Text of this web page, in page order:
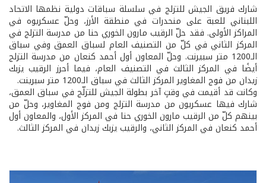
شارك فريق الجيش للتزلج في سلسلة سباقات دولية نظمها الاتحاد
اللبناني للعبة على منحدرات في منطقة الأرز، وحلّ عسكريوه في
المراكز الأولى. فقد حلّ الرقيب مارون الخوري حنا من مدرسة التزلج في
المركز الثاني في كلّ من التصنيف العام لسباق العمق وفي سباق
الـ1200 متر سبيرنت. وحلّ المعاون أول أحمد كنعان من مدرسة التزلج
أيضًا في المركز الثالث في التصنيف العام، فيما أحرز الرقيب يزبك
زيدان من فوج المغاوير المركز الثالث في سباق الـ1200 متر سبرينت.
وكانت قد أقيمت في وقتٍ آخر بطولة الجيش للتزلّج في سباق العمق،
شارك فيها عسكريون من مدرسة التزلج ومن فوج المغاوير، وحلّ من
بينهم كلّ من الرقيب مارون الخوري حنا في المركز الأول، والمعاون أول
أحمد كنعان في المركز الثاني، والرقيب يزبك زيدان في المركز الثالث.